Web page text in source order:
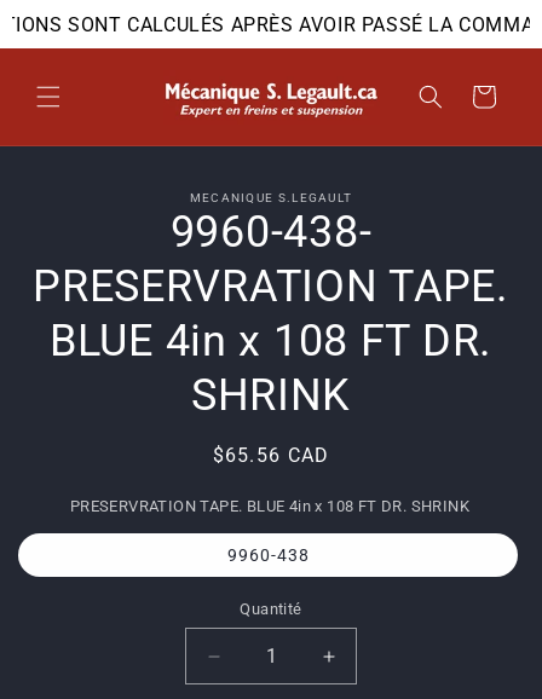
SONT CALCULÉS APRÈS AVOIR PASSÉ LA
passer
au
Panier
MECANIQUE S.LEGAULT
9960-438-
PRESERVRATION TAPE.
BLUE 4in x 108 FT DR.
SHRINK
Prix
$65.56 CAD
PRESERVRATION TAPE. BLUE 4in x 108 FT DR. SHRINK
9960-438
Quantité
Quantité
Réduire
la
Augmenter
la